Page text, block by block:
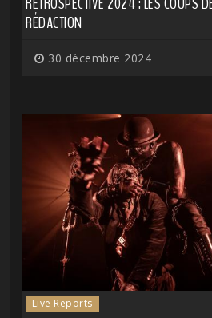
RÉDACTION
30 décembre 2024
Live Reports